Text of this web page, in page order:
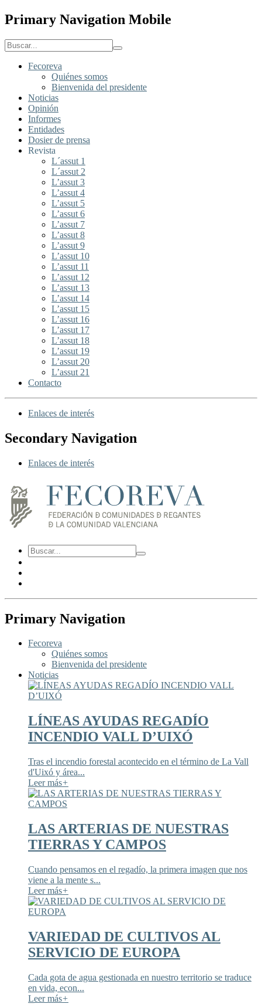
Primary Navigation Mobile
Fecoreva
Quiénes somos
Bienvenida del presidente
Noticias
Opinión
Informes
Entidades
Dosier de prensa
Revista
L´assut 1
L´assut 2
L’assut 3
L’assut 4
L’assut 5
L’assut 6
L’assut 7
L’assut 8
L’assut 9
L’assut 10
L’assut 11
L’assut 12
L’assut 13
L’assut 14
L’assut 15
L’assut 16
L’assut 17
L’assut 18
L’assut 19
L’assut 20
L’assut 21
Contacto
Enlaces de interés
Secondary Navigation
Enlaces de interés
Primary Navigation
Fecoreva
Quiénes somos
Bienvenida del presidente
Noticias
LÍNEAS AYUDAS REGADÍO
INCENDIO VALL D’UIXÓ
Tras el incendio forestal acontecido en el término de La Vall
d'Uixó y área...
Leer más+
LAS ARTERIAS DE NUESTRAS
TIERRAS Y CAMPOS
Cuando pensamos en el regadío, la primera imagen que nos
viene a la mente s...
Leer más+
VARIEDAD DE CULTIVOS AL
SERVICIO DE EUROPA
Cada gota de agua gestionada en nuestro territorio se traduce
en vida, econ...
Leer más+